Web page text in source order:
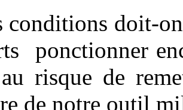
conditions doit-
ponctionner
au risque de
de notre outil